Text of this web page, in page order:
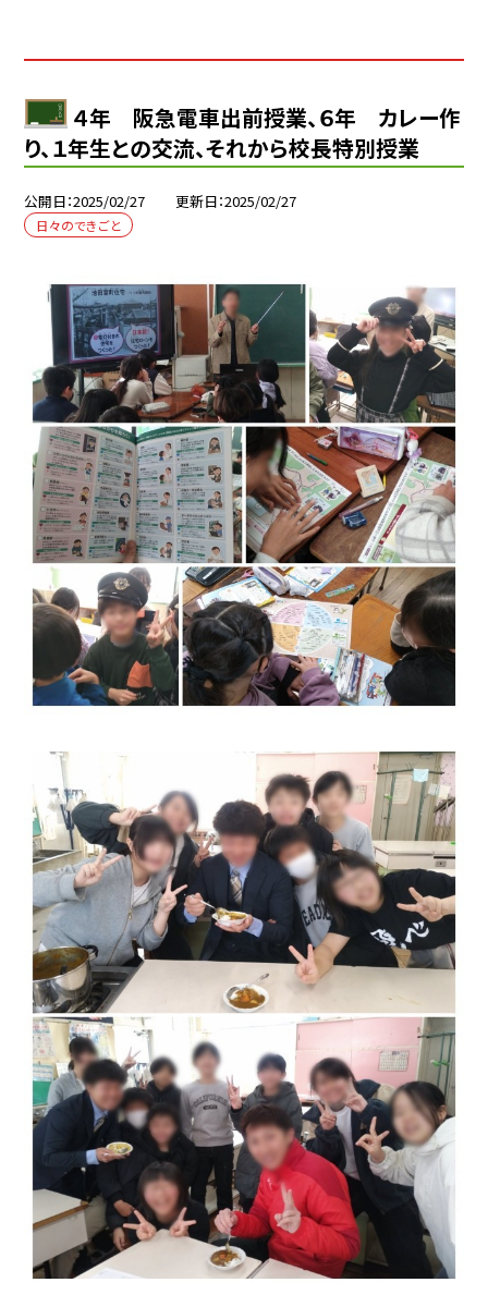
４年 阪急電車出前授業、６年 カレー作
り、１年生との交流、それから校長特別授業
公開日 2025/02/27 更新日 2025/02/27
日々のできごと